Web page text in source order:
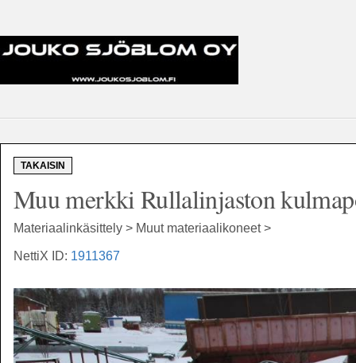
TAKAISIN
Muu merkki Rullalinjaston
Materiaalinkäsittely > Muut materiaalikoneet >
NettiX ID: 1911367